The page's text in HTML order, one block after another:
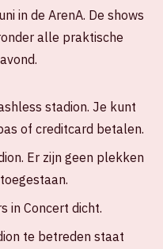
in de ArenA. De shows
alle praktische
stadion. Je kunt
of creditcard betalen.
Er zijn geen plekken
in Concert dicht.
te betreden staat